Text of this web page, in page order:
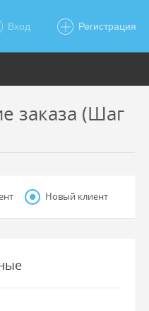
Вход Регистрация
заказа (Шаг
Новый клиент